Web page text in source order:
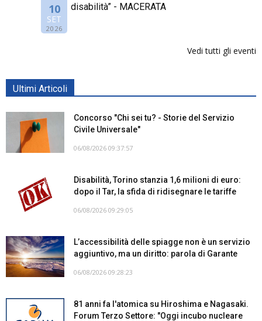
10
SET
2026
disabilità” - MACERATA
Vedi tutti gli eventi
Ultimi Articoli
Concorso "Chi sei tu? - Storie del Servizio
Civile Universale"
06/08/2026 09:37:57
Disabilità, Torino stanzia 1,6 milioni di euro:
dopo il Tar, la sfida di ridisegnare le tariffe
06/08/2026 09:29:05
L’accessibilità delle spiagge non è un servizio
aggiuntivo, ma un diritto: parola di Garante
06/08/2026 09:28:23
81 anni fa l'atomica su Hiroshima e Nagasaki.
Forum Terzo Settore: "Oggi incubo nucleare